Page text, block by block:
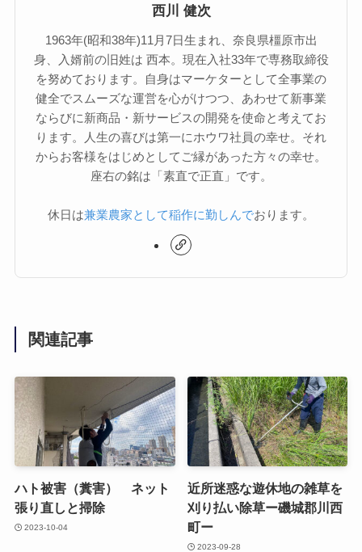
西川 健次
1963年(昭和38年)11月7日生まれ、奈良県橿原市出
身、入婿前の旧姓は 西本。現在入社33年で専務取締役
を努めております。自身はマーケターとして全事業の
健全でスムーズな運営を心がけつつ、あわせて新事業
ならびに新商品・新サービスの開発を使命と考えてお
ります。人生の喜びは第一にホウワ社員の幸せ。それ
からお客様をはじめとしてご縁があった方々の幸せ。
座右の銘は「素直で正直」です。
休日は兼業農家として稲作に勤しんでおります。
関連記事
ハト被害（糞害） ネット
張り直しと掃除
2023-10-04
近所迷惑な遊休地の雑草を
刈り払い除草ー磯城郡川西
町ー
2023-09-28